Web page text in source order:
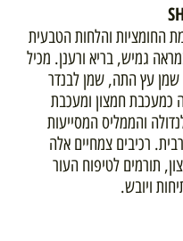
החומציות והלחות הטבעית
גמיש, בריא ורענן. מכיל
שמן עץ התה, שמן לבנדר
כמעכבת חמצון ומעכבת
והממליס המסייעות
רכיבים צמחיים אלה
תורמים לטיפוח העור
ויובש.